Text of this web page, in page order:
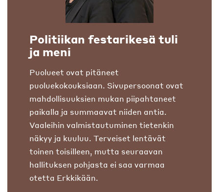
Politiikan festarikesä tuli
ja meni
Puolueet ovat pitäneet
puoluekokouksiaan. Sivupersoonat ovat
mahdollisuuksien mukan piipahtaneet
paikalla ja summaavat niiden antia.
Vaaleihin valmistautuminen tietenkin
näkyy ja kuuluu. Terveiset lentävät
toinen toisilleen, mutta seuraavan
hallituksen pohjasta ei saa varmaa
otetta Erkkikään.